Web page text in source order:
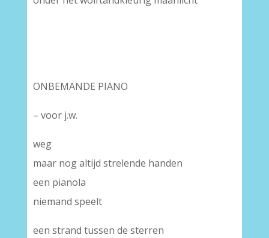
ONBEMANDE PIANO
– voor j.w.
weg
maar nog altijd strelende handen
een pianola
niemand speelt
een strand tussen de sterren